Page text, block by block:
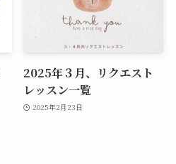
2025年３月、リクエスト
レッスン一覧
2025年2月23日